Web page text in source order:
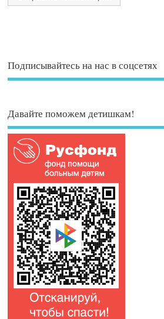
Подписывайтесь на нас в соцсетях
Давайте поможем детишкам!